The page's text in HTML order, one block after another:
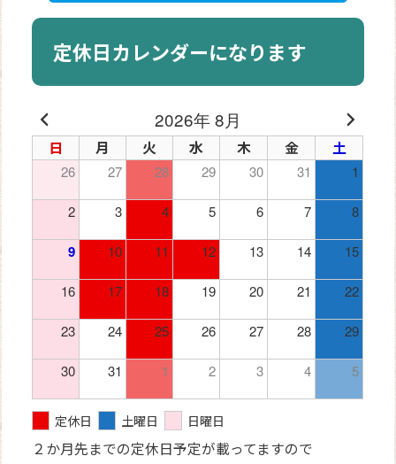
定休日カレンダーになります
2026年 8月
日 月 火 水 木 金 土
26 27 28 29 30 31 1
2 3 4 5 6 7 8
9 10 11 12 13 14 15
16 17 18 19 20 21 22
23 24 25 26 27 28 29
30 31 1 2 3 4 5
定休日 土曜日 日曜日
２か月先までの定休日予定が載ってますので